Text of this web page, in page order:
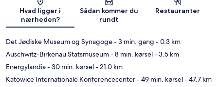
Kort
Hvad ligger i
nærheden?
Sådan kommer du
rundt
Restauranter
Det Jødiske Museum og Synagoge- 3 min. gang - 0.3 km
Auschwitz-Birkenau Statsmuseum- 8 min. kørsel- 3.5 km
Energylandia- 30 min. kørsel- 21.0 km
Katowice Internationale Konferencecenter- 49 min. kørsel- 47.7 km